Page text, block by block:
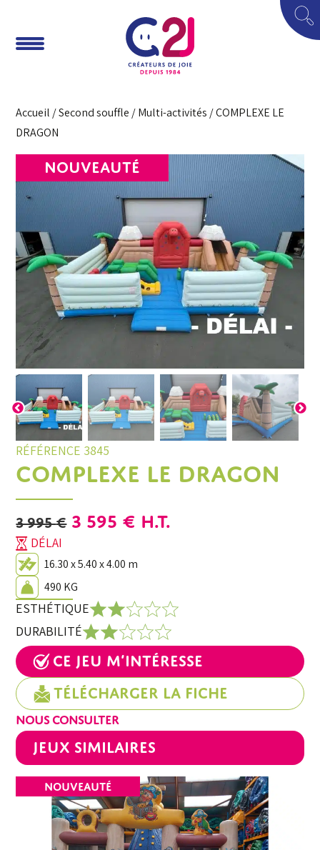
Accueil /Second souffle /Multi-activités / COMPLEXE LE
DRAGON
NOUVEAUTÉ
RÉFÉRENCE 3845
COMPLEXE LE DRAGON
3 995€ LE
INITIAL
ÉTAIT :
3
995 €.
3 595 € LE
ACTUEL
3
595 €.
H.T.
DÉLAI
16.30 x 5.40 x 4.00 m
490 KG
ESTHÉTIQUE
DURABILITÉ
Ce jeu m’intéresse
Télécharger la fiche
NOUS CONSULTER
Jeux similaires
NOUVEAUTÉ